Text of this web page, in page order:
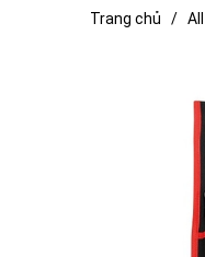
Trang chủ / All